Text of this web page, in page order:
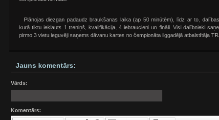
Plānojas diezgan padaudz braukšanas laika (ap 50 minūtēm), līdz ar to,
kurā tiktu iekļauts 1 treniņš, kvalifikācija, 4 iebraucieni un fināli. Visi dalībnieki
pirmo 3 vietu ieguvēji saņems dāvanu kartes no čempionāta ilggadējā atbalstītāja
Jauns komentārs:
Vārds:
Komentārs: